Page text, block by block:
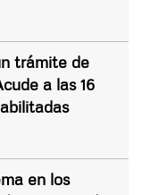
trámite de
a las 16
en los